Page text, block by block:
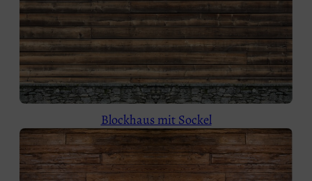
Blockhaus mit Sockel